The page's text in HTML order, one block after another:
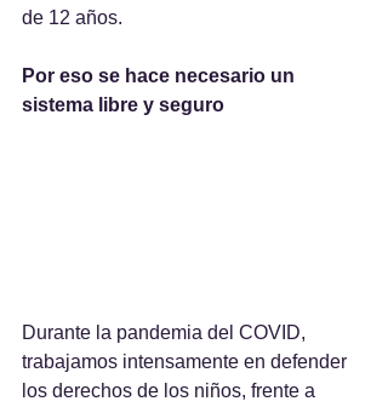
de 12 años.
Por eso se hace necesario un
sistema libre y seguro
Durante la pandemia del COVID,
trabajamos intensamente en defender
los derechos de los niños, frente a